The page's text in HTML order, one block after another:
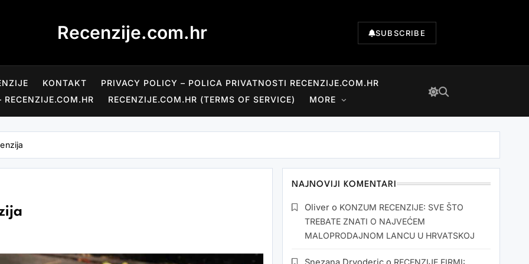
Recenzije.com.hr SUBSCRIBE
KONTAKT
PRIVACY POLICY – POLICA PRIVATNOSTI RECENZIJE.COM.HR
RECENZIJE.COM.HR
RECENZIJE.COM.HR (TERMS OF SERVICE) MORE
NAJNOVIJI KOMENTARI
Oliver o KONZUM RECENZIJE: SVE ŠTO
TREBATE ZNATI O NAJVEĆEM
MALOPRODAJNOM LANCU U HRVATSKOJ
RECENZIJE FIRMI: